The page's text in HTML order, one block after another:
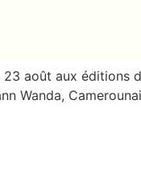
août aux éditions
Wanda,